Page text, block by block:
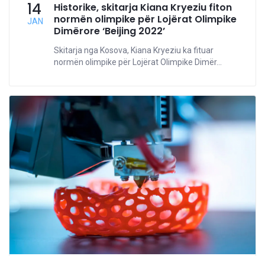
14
JAN
Historike, skitarja Kiana Kryeziu fiton
normën olimpike për Lojërat Olimpike
Dimërore ‘Beijing 2022’
Skitarja nga Kosova, Kiana Kryeziu ka fituar
normën olimpike për Lojërat Olimpike Dimër...